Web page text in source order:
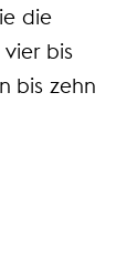
die
bis
bis zehn